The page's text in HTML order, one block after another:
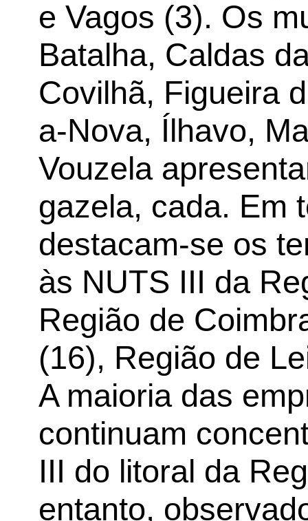
e Vagos (3). Os
Batalha, Caldas
Covilhã, Figueira
a-Nova, Ílhavo,
Vouzela
gazela, cada. Em
destacam-se os
às NUTS III da
Região de
(16), Região de
A maioria das
continuam
III do litoral da
entanto,